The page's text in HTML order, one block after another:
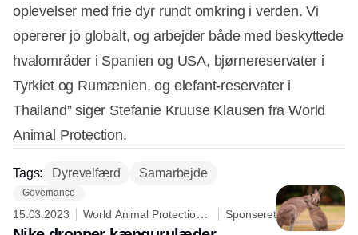
oplevelser med frie dyr rundt omkring i verden. Vi
opererer jo globalt, og arbejder både med beskyttede
hvalområder i Spanien og USA, bjørnereservater i
Tyrkiet og Rumænien, og elefant-reservater i
Thailand” siger Stefanie Kruuse Klausen fra World
Animal Protection.
Tags: Dyrevelfærd Samarbejde
Governance
15.03.2023
World Animal Protection
Danmark
Sponseret